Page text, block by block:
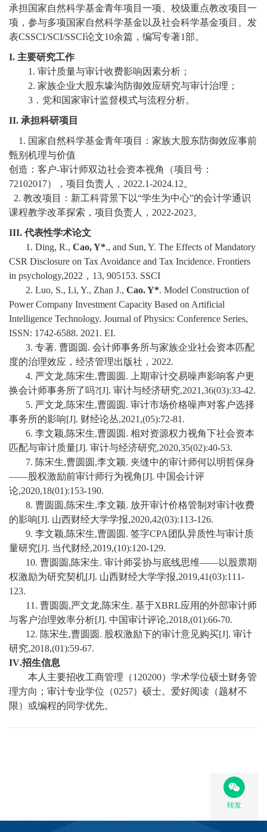
业
教
育
资
队
伍
科
校
生
活
合
流
承担国家自然科学基金青年项目一项、校级重点教改项目一
项，参与多项国家自然科学基金以及社会科学基金项目。发
表CSSCI/SCI/SSCI论文10余篇，编写专著1部。
I. 主要研究工作
1. 审计质量与审计收费影响因素分析；
2. 家族企业大股东壕沟防御效应研究与审计治理；
3 ．党和国家审计监督模式与流程分析。
II. 承担科研项目
1. 国家自然科学基金青年项目：家族大股东防御效应事前
甄别机理与价值
创造：客户-审计师双边社会资本视角（项目号：
72102017），项目负责人， 2022.1-2024.12。
2. 教改项目：新工科背景下以“学生为中心”的会计学通识
课程教学改革探索，项目负责人， 2022-2023。
III. 代表性学术论文
1. Ding, R., Cao, Y*., and Sun, Y. The Effects of Mandatory
CSR Disclosure on Tax Avoidance and Tax Incidence. Frontiers
in psychology,2022 ， 13, 905153. SSCI
2. Luo, S., Li, Y., Zhan J., Cao. Y*. Model Construction of
Power Company Investment Capacity Based on Artificial
Intelligence Technology. Journal of Physics: Conference Series,
ISSN: 1742-6588. 2021. EI.
3. 专著. 曹圆圆 . 会计师事务所与家族企业社会资本匹配
度的治理效应，经济管理出版社， 2022.
4. 严文龙,陈宋生,曹圆圆 .
上期审计交易噪声影响客户更
换会计师事务所了吗?[J]. 审计与经济研究,2021,36(03):33-42.
5. 严文龙,陈宋生,曹圆圆 . 审计市场价格噪声对客户选择
事务所的影响[J]. 财经论丛,2021,(05):72-81.
6. 李文颖,陈宋生,曹圆圆 . 相对资源权力视角下社会资本
匹配与审计质量[J]. 审计与经济研究,2020,35(02):40-53.
7. 陈宋生,曹圆圆 ,李文颖. 夹缝中的审计师何以明哲保身
——股权激励前审计师行为视角[J]. 中国会计评
论,2020,18(01):153-190.
8. 曹圆圆 ,陈宋生,李文颖. 放开审计价格管制对审计收费
的影响[J]. 山西财经大学学报,2020,42(03):113-126.
9. 李文颖,陈宋生,曹圆圆 . 签字CPA 团队异质性与审计质
量研究[J]. 当代财经,2019,(10):120-129.
10. 曹圆圆 ,陈宋生. 审计师妥协与底线思维——以股票期
权激励为研究契机[J]. 山西财经大学学报,2019,41(03):111-
123.
11. 曹圆圆 ,严文龙,陈宋生. 基于XBRL应用的外部审计师
与客户治理效率分析[J]. 中国审计评论,2018,(01):66-70.
12. 陈宋生,曹圆圆 . 股权激励下的审计意见购买[J]. 审计
研究,2018,(01):59-67.
IV.招生信息
本人主要招收工商管理（120200）学术学位硕士财务管
理方向；审计专业学位（0257）硕士。爱好阅读（题材不
限）或编程的同学优先。
转发